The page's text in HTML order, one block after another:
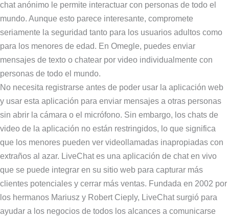
chat anónimo le permite interactuar con personas de todo el
mundo. Aunque esto parece interesante, compromete
seriamente la seguridad tanto para los usuarios adultos como
para los menores de edad. En Omegle, puedes enviar
mensajes de texto o chatear por video individualmente con
personas de todo el mundo.
No necesita registrarse antes de poder usar la aplicación web
y usar esta aplicación para enviar mensajes a otras personas
sin abrir la cámara o el micrófono. Sin embargo, los chats de
video de la aplicación no están restringidos, lo que significa
que los menores pueden ver videollamadas inapropiadas con
extraños al azar. LiveChat es una aplicación de chat en vivo
que se puede integrar en su sitio web para capturar más
clientes potenciales y cerrar más ventas. Fundada en 2002 por
los hermanos Mariusz y Robert Cieply, LiveChat surgió para
ayudar a los negocios de todos los alcances a comunicarse